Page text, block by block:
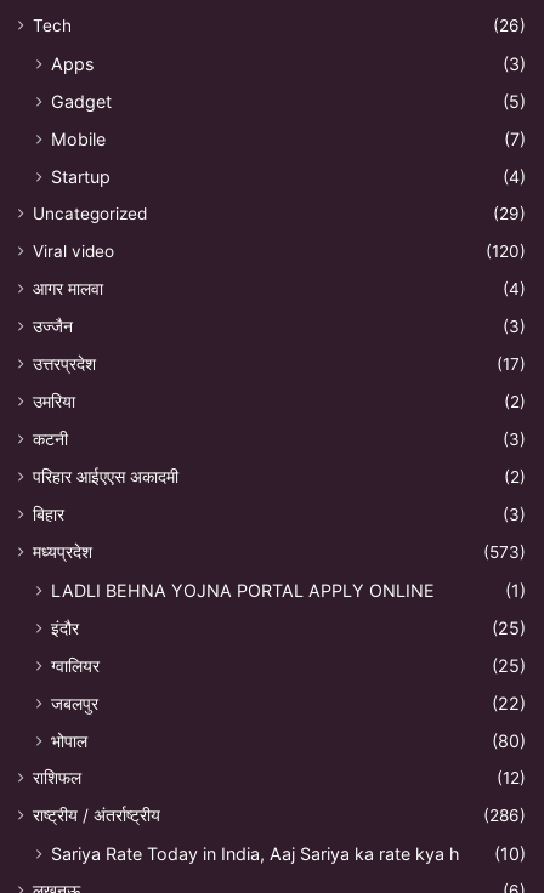
Tech
(26)
Apps
(3)
Gadget
(5)
Mobile
(7)
Startup
(4)
Uncategorized
(29)
Viral video
(120)
आगर मालवा
(4)
उज्जैन
(3)
उत्तरप्रदेश
(17)
उमरिया
(2)
कटनी
(3)
परिहार आईएएस अकादमी
(2)
बिहार
(3)
मध्यप्रदेश
(573)
LADLI BEHNA YOJNA PORTAL APPLY ONLINE
(1)
इंदौर
(25)
ग्वालियर
(25)
जबलपुर
(22)
भोपाल
(80)
राशिफल
(12)
राष्ट्रीय / अंतर्राष्ट्रीय
(286)
Sariya Rate Today in India, Aaj Sariya ka rate kya h (10)